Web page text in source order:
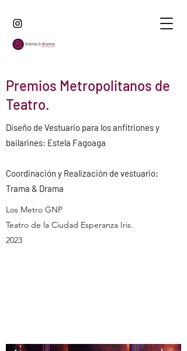
Premios Metropolitanos de
Teatro.
Diseño de Vestuario para los anfitriones y
bailarines: Estela Fagoaga
Coordinación y Realización de vestuario:
Trama & Drama
Los Metro GNP
Teatro de la Ciudad Esperanza Iris.
2023